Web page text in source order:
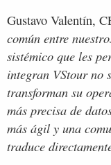
Gustavo Valentín,
común entre
sistémico que les
integran VStour no
transforman su
más precisa de
más ágil y una
traduce